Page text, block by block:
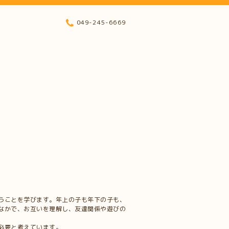
とを学びます。年上の子も年下の子も、
で、お互いを理解し、友達関係や遊びの
と考えています。
049-245-6669